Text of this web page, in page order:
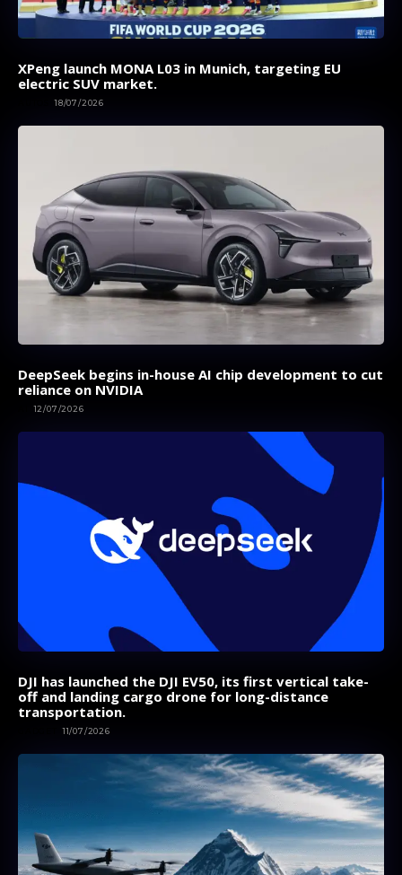
XPeng launch MONA L03 in Munich, targeting EU
electric SUV market.
18/07/2026
DeepSeek begins in-house AI chip development to cut
reliance on NVIDIA
12/07/2026
DJI has launched the DJI EV50, its first vertical take-
off and landing cargo drone for long-distance
transportation.
11/07/2026